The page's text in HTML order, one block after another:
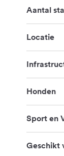
Aantal
Locatie
Honden
Sport en
Geschikt